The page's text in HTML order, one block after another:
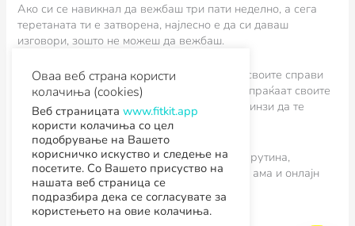
Ако си се навикнал да вежбаш три пати неделно, а сега
теретаната ти е затворена, најлесно е да си даваш
изговори, зошто не можеш да вежбаш.
Фитнес центрите не можат да ги пренесат своите справи
во твојот дом, ама затоа дел од нив ти ги испраќаат своите
најдобри инструктори за преку онлајн тренинзи да те
одржуваат во топ форма.
Сигурни сме дека ти фали редовна фитнес рутина,
справите или колешките од часот по зубма, ама и онлајн
тренинзите си имаат свои предности:
Оваа веб страна користи
колачиња (cookies)
Веб страницата www.fitkit.app
користи колачиња со цел
подобрување на Вашето
корисничко искуство и следење на
посетите. Со Вашето присуство на
нашата веб страница се
подразбира дека се согласувате за
користењето на овие колачиња.